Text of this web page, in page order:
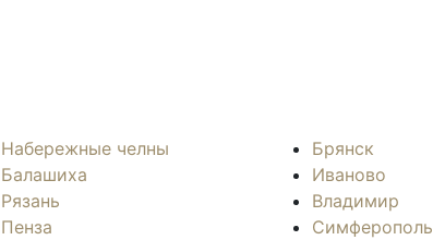
Набережные челны
Балашиха
Рязань
Пенза
Брянск
Иваново
Владимир
Симферополь